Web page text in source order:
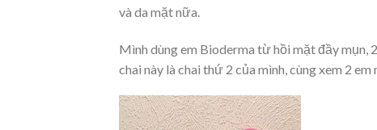
và da mặt nữa.
Mình dùng em Bioderma từ hồi mặt đầy mụn,
chai này là chai thứ 2 của mình, cùng xem 2 em